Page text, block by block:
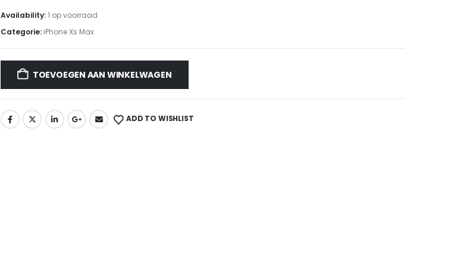
Availability:1 op voorraad
Categorie: iPhone Xs Max
TOEVOEGEN AAN WINKELWAGEN
ADD TO WISHLIST